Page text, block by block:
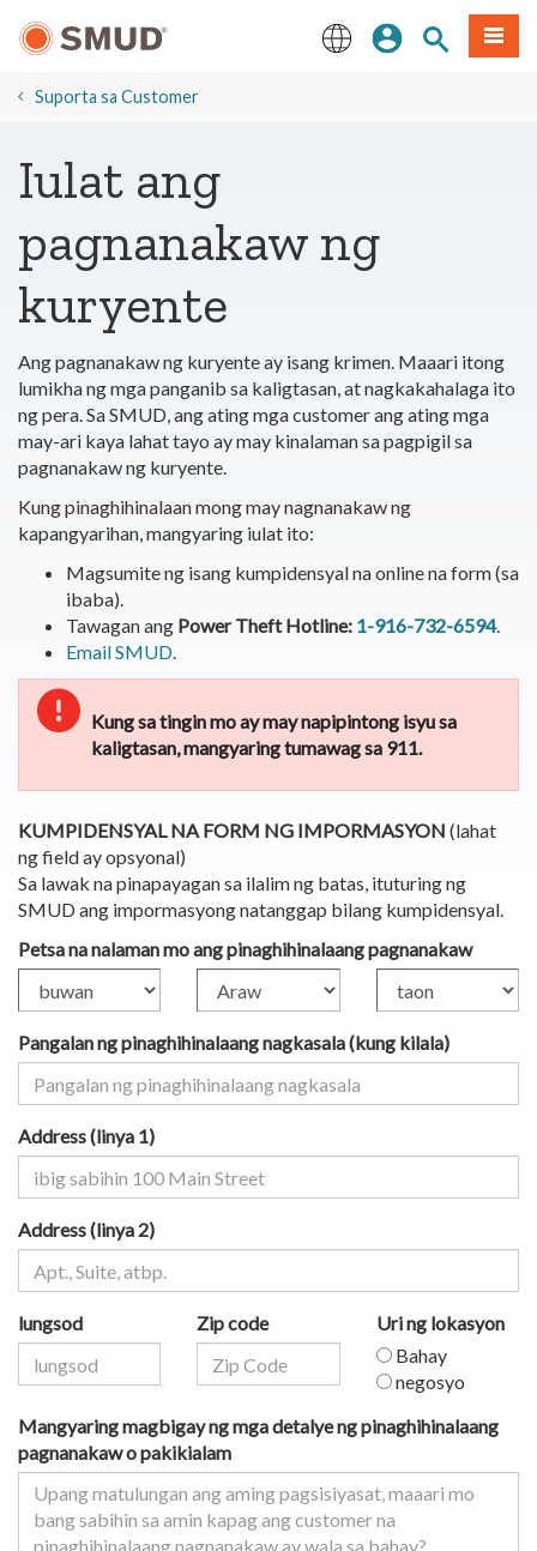
Nilalaman
Mag-sign InMenu
Suporta sa Customer
Iulat ang
pagnanakaw ng
kuryente
Ang pagnanakaw ng kuryente ay isang krimen. Maaari itong
lumikha ng mga panganib sa kaligtasan, at nagkakahalaga ito
ng pera. Sa SMUD, ang ating mga customer ang ating mga
may-ari kaya lahat tayo ay may kinalaman sa pagpigil sa
pagnanakaw ng kuryente.
Kung pinaghihinalaan mong may nagnanakaw ng
kapangyarihan, mangyaring iulat ito:
Magsumite ng isang kumpidensyal na online na form (sa
ibaba).
Tawagan ang Power Theft Hotline: 1-916-732-6594.
Email SMUD.
Kung sa tingin mo ay may napipintong isyu sa
kaligtasan, mangyaring tumawag sa 911.
KUMPIDENSYAL NA FORM NG IMPORMASYON (lahat
ng field ay opsyonal)
Sa lawak na pinapayagan sa ilalim ng batas, ituturing ng
SMUD ang impormasyong natanggap bilang kumpidensyal.
Petsa na nalaman mo ang pinaghihinalaang pagnanakaw
Pangalan ng pinaghihinalaang nagkasala (kung kilala)
Address (linya 1)
Address (linya 2)
lungsod Zip code
Uri ng lokasyon
Bahay
negosyo
Mangyaring magbigay ng mga detalye ng pinaghihinalaang
pagnanakaw o pakikialam